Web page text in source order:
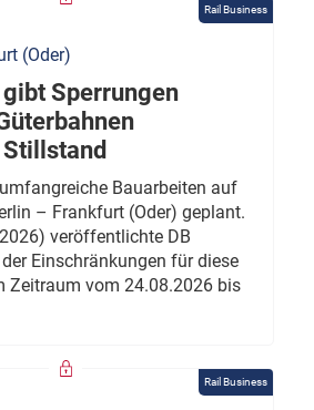
Rail Business
(Oder)
gibt Sperrungen
Bauarbeiten auf
– Frankfurt (Oder) geplant.
veröffentlichte DB
Einschränkungen für diese
Zeitraum vom 24.08.2026 bis
Rail Business